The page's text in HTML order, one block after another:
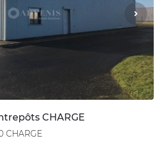
CHARGE
CHARGE